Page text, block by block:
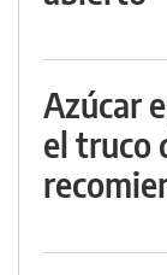
Azúcar
el truco